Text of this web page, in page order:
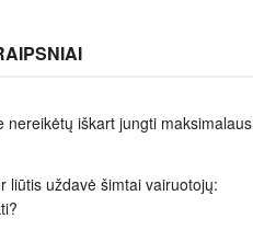
nereikėtų iškart jungti maksimalaus
liūtis uždavė šimtai vairuotojų: